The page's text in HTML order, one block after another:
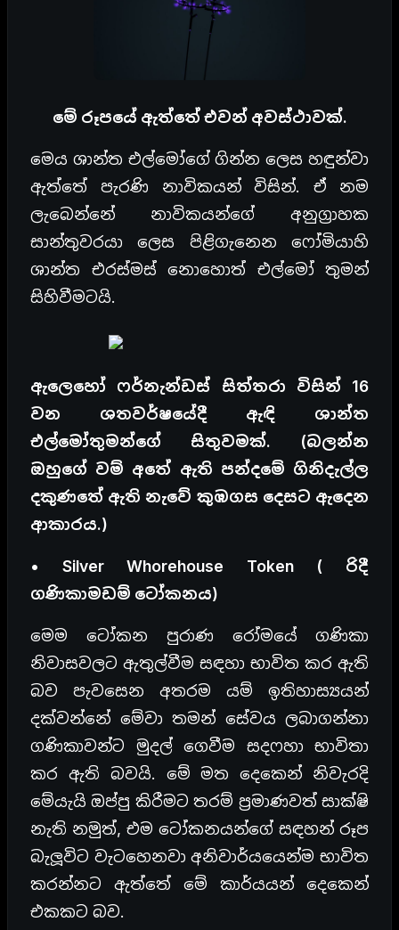
මේ රූපයේ ඇත්තේ එවන් අවස්ථාවක්.
මෙය ශාන්ත එල්මෝගේ ගින්න ලෙස හඳුන්වා
ඇත්තේ පැරණි නාවිකයන් විසින්. ඒ නම
ලැබෙන්නේ නාවිකයන්ගේ අනුග්‍රාහක
සාන්තුවරයා ලෙස පිළිගැනෙන ෆෝමියාහි
ශාන්ත එරස්මස් නොහොත් එල්මෝ තුමන්
සිහිවීමටයි.
ඇලෙහෝ ෆර්නැන්ඩස් සිත්තරා විසින් 16
වන ශතවර්ෂයේදී ඇඳි ශාන්ත
එල්මෝතුමන්ගේ සිතුවමක්. (බලන්න
ඔහුගේ වම් අතේ ඇති පන්දමේ ගිනිදැල්ල
දකුණතේ ඇති නැවේ කුඹගස දෙසට ඇදෙන
ආකාරය.)
• Silver Whorehouse Token ( රිදී
ගණිකාමඩම් ටෝකනය)
මෙම ටෝකන පුරාණ රෝමයේ ගණිකා
නිවාසවලට ඇතුල්වීම සඳහා භාවිත කර ඇති
බව පැවසෙන අතරම යම් ඉතිහාස්‍යයන්
දක්වන්නේ මේවා තමන් සේවය ලබාගන්නා
ගණිකාවන්ට මුදල් ගෙවීම සදෆහා භාවිතා
කර ඇති බවයි. මේ මත දෙකෙන් නිවැරදි
මේයැයි ඔප්පු කිරීමට තරම් ප්‍රමාණවත් සාක්ෂි
නැති නමුත්, එම ටෝකනයන්ගේ සඳහන් රූප
බැලූවිට වැටහෙනවා අනිවාර්යයෙන්ම භාවිත
කරන්නට ඇත්තේ මේ කාර්යයන් දෙකෙන්
එකකට බව.